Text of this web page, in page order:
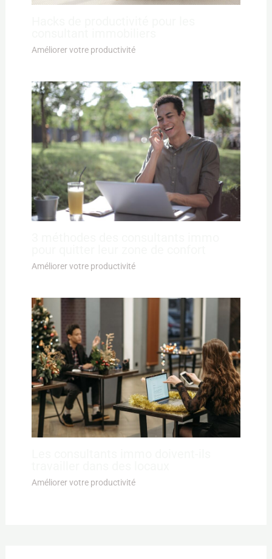
Améliorer votre productivité
Améliorer votre productivité
Améliorer votre productivité